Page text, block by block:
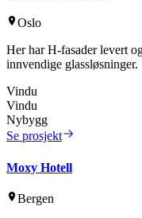
Oslo
Her har H-fasader levert
innvendige glassløsninger.
Vindu
Vindu
Nybygg
Se prosjekt
Moxy Hotell
Bergen